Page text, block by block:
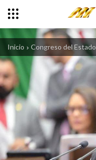
Inicio Congreso del Estado